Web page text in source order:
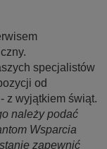
specjalistów
od
z wyjątkiem świąt.
należy podać
Wsparcia
zapewnić